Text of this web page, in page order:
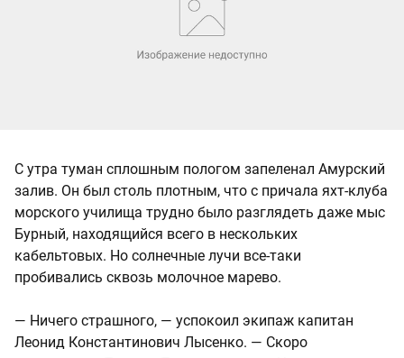
С утра туман сплошным пологом запеленал Амурский
залив. Он был столь плотным, что с причала яхт-клуба
морского училища трудно было разглядеть даже мыс
Бурный, находящийся всего в нескольких
кабельтовых. Но солнечные лучи все-таки
пробивались сквозь молочное марево.
— Ничего страшного, — успокоил экипаж капитан
Леонид Константинович Лысенко. — Скоро